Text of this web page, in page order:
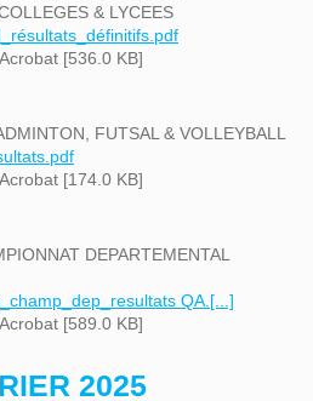
& LYCEES
[536.0 KB]
FUTSAL & VOLLEYBALL
[174.0 KB]
DEPARTEMENTAL
QA.[...]
[589.0 KB]
2025